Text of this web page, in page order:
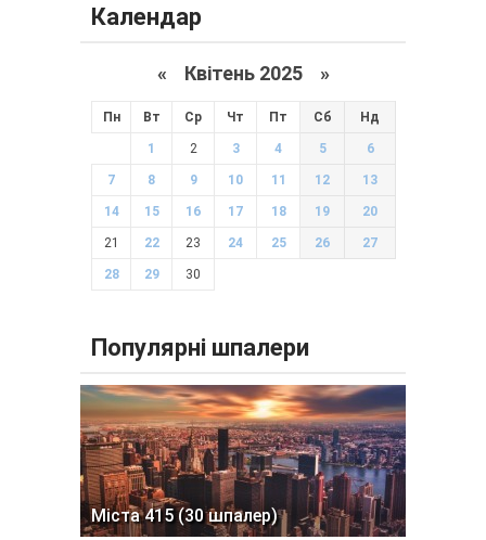
Календар
« Квітень 2025 »
Пн Вт Ср Чт Пт Сб Нд
1 2 3 4 5 6
7 8 9 10 11 12 13
14 15 16 17 18 19 20
21 22 23 24 25 26 27
28 29 30
Популярні шпалери
Міста 415 (30 шпалер)